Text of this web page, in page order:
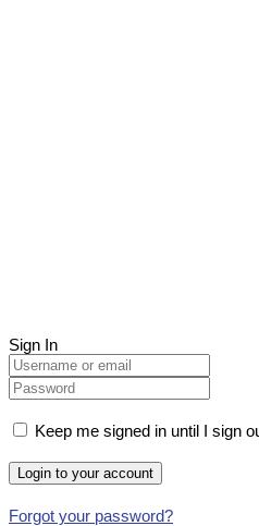
Sign In
Keep me signed in until I sign
Forgot your password?